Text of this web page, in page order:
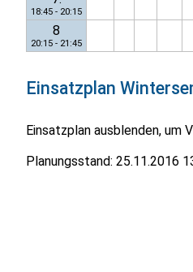
18:45 - 20:15
8
20:15 - 21:45
Einsatzplan
Einsatzplan ausblenden, um
Planungsstand: 25.11.2016